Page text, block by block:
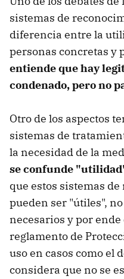
sistemas de
diferencia entre la
personas concretas y
entiende que hay
condenado, pero no
Otro de los aspectos
sistemas de
la necesidad de la
se confunde
que estos sistemas
pueden ser "útiles",
necesarios y por
reglamento de
uso en casos como el
considera que no se